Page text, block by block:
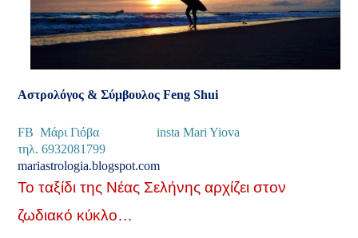
Αστρολόγος & ΣύμβουλοςFeng Shui
FB Μάρι Γιόβαinsta Mari Yiova
τηλ. 6932081799
mariastrologia.blogspot.com
Το ταξίδι της Νέας Σελήνης αρχίζει στον
ζωδιακό κύκλο…